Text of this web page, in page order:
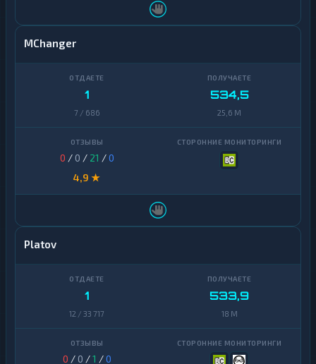
MChanger
1
7 / 686
534,5
25,6 M
0 / 0 / 21 /0
4,9 ★
Platov
1
12 / 33 717
533,9
18 M
0 / 0 /1 /0